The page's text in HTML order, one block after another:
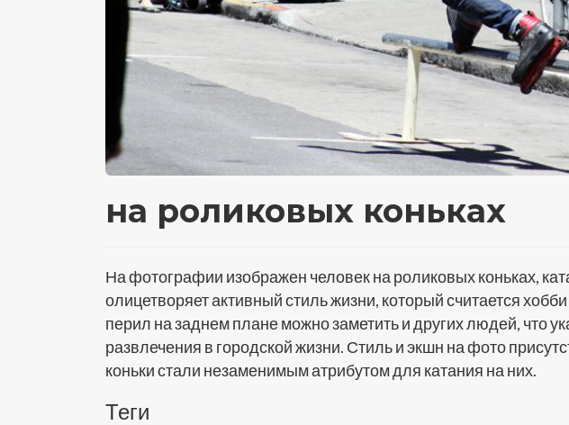
на роликовых коньках
На фотографии изображен человек на роликовых коньках,
олицетворяет активный стиль жизни, который считается
перил на заднем плане можно заметить и других людей, что
развлечения в городской жизни. Стиль и экшн на фото
коньки стали незаменимым атрибутом для катания на них.
Теги